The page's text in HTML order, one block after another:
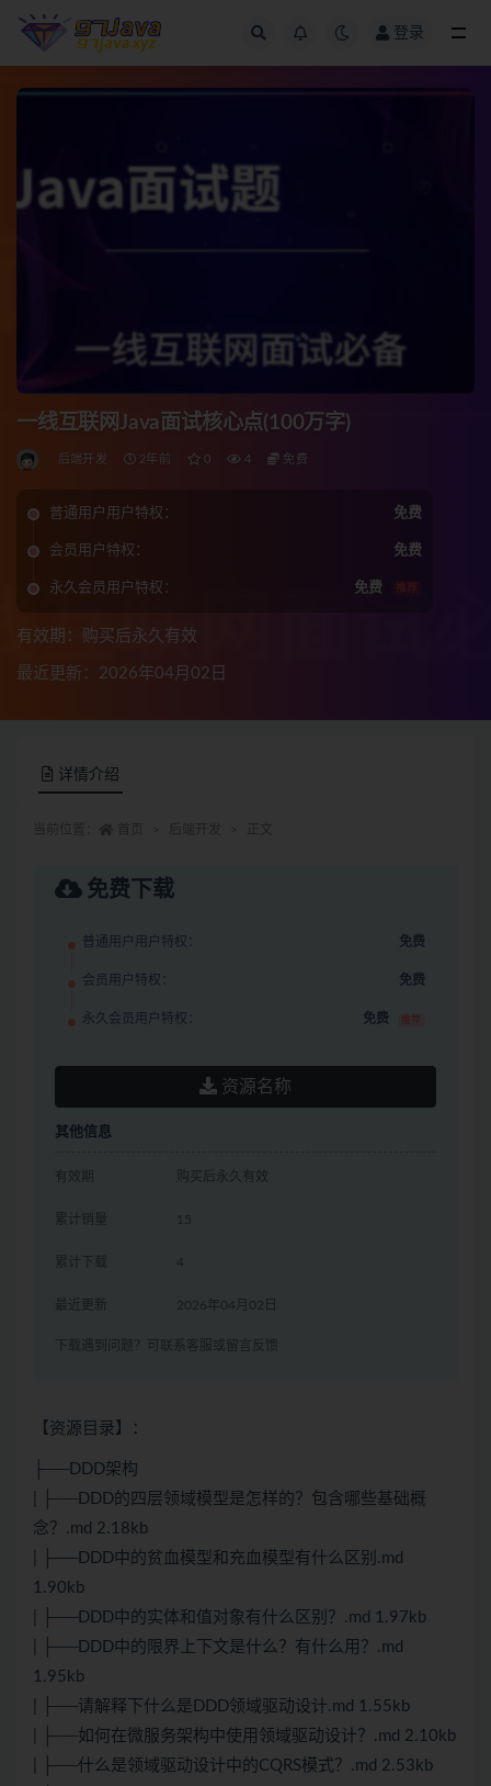
登录
一线互联网Java面试核心点(100万字)
后端开发 2年前 0 4 免费
普通用户用户特权： 免费
会员用户特权： 免费
永久会员用户特权： 免费 推荐
有效期：购买后永久有效
最近更新：2026年04月02日
详情介绍
免费下载
普通用户用户特权： 免费
会员用户特权： 免费
永久会员用户特权： 免费 推荐
资源名称
其他信息
有效期 购买后永久有效
累计销量 15
累计下载 4
最近更新 2026年04月02日
下载遇到问题？可联系客服或留言反馈
【资源目录】：
├──DDD架构
| ├──DDD的四层领域模型是怎样的？包含哪些基础概
念？.md 2.18kb
| ├──DDD中的贫血模型和充血模型有什么区别.md
1.90kb
| ├──DDD中的实体和值对象有什么区别？.md 1.97kb
| ├──DDD中的限界上下文是什么？有什么用？.md
1.95kb
| ├──请解释下什么是DDD领域驱动设计.md 1.55kb
| ├──如何在微服务架构中使用领域驱动设计？.md 2.10kb
| ├──什么是领域驱动设计中的CQRS模式？.md 2.53kb